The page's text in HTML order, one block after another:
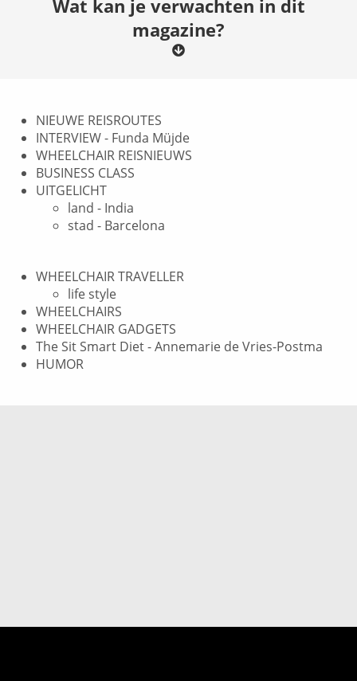
Wat kan je verwachten in dit
magazine?
NIEUWE REISROUTES
INTERVIEW - Funda Müjde
WHEELCHAIR REISNIEUWS
BUSINESS CLASS
UITGELICHT
land - India
stad - Barcelona
WHEELCHAIR TRAVELLER
life style
WHEELCHAIRS
WHEELCHAIR GADGETS
The Sit Smart Diet - Annemarie de Vries-Postma
HUMOR